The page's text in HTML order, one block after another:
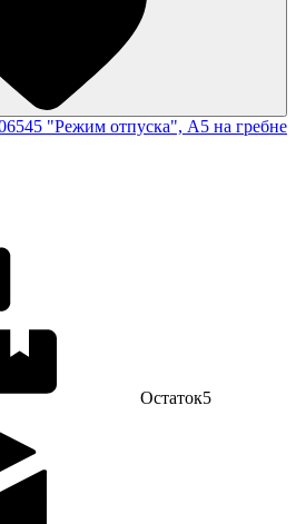
"Режим отпуска", А5 на гребне
Остаток5